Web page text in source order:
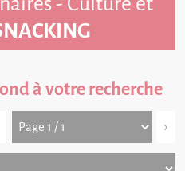
à votre recherche
›